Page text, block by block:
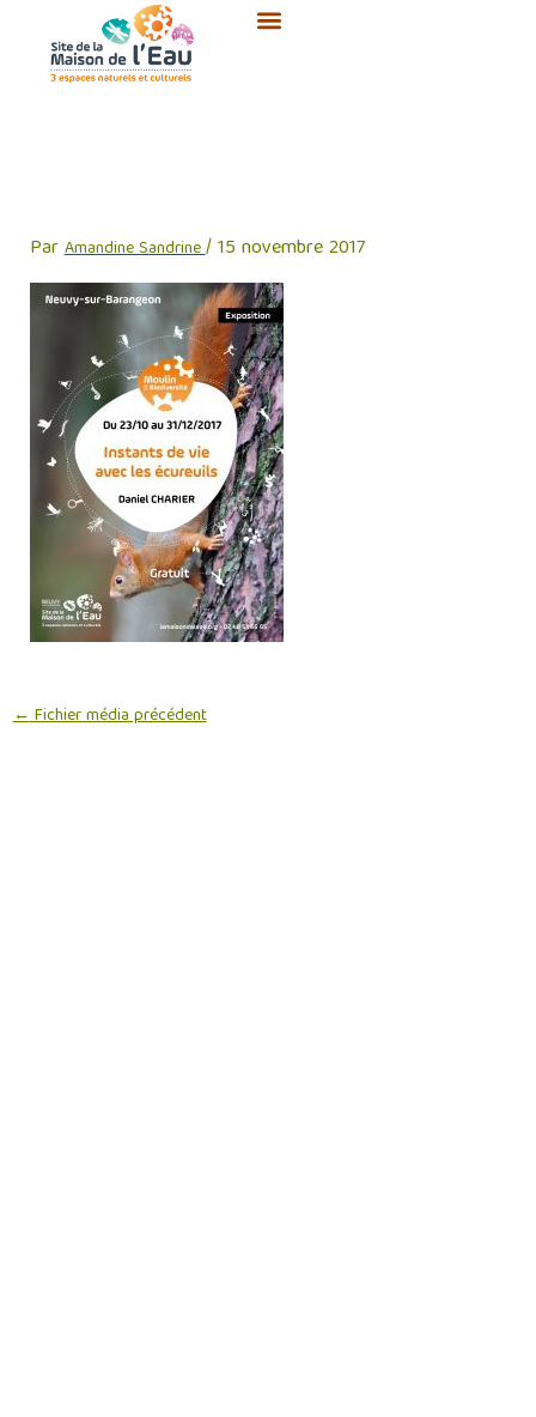
contenu
ParAmandine Sandrine/15 novembre 2017
←Fichier média précédent